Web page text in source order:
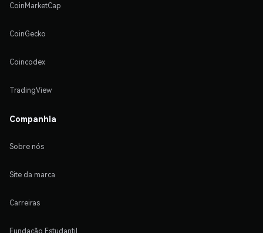
CoinMarketCap
CoinGecko
Coincodex
TradingView
Companhia
Sobre nós
Site da marca
Carreiras
Fundação Estudantil